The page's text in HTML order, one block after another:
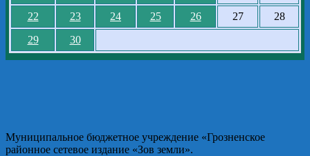
22
23 24 25 26 27
28
29
30
Муниципальное бюджетное учреждение «Грозненское
районное сетевое издание «Зов земли».